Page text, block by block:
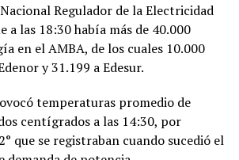
Regulador de la Electricidad
a las 18:30 había más de 40.000
en el AMBA, de los cuales 10.000
y 31.199 a Edesur.
temperaturas promedio de
centígrados a las 14:30, por
que se registraban cuando sucedió el